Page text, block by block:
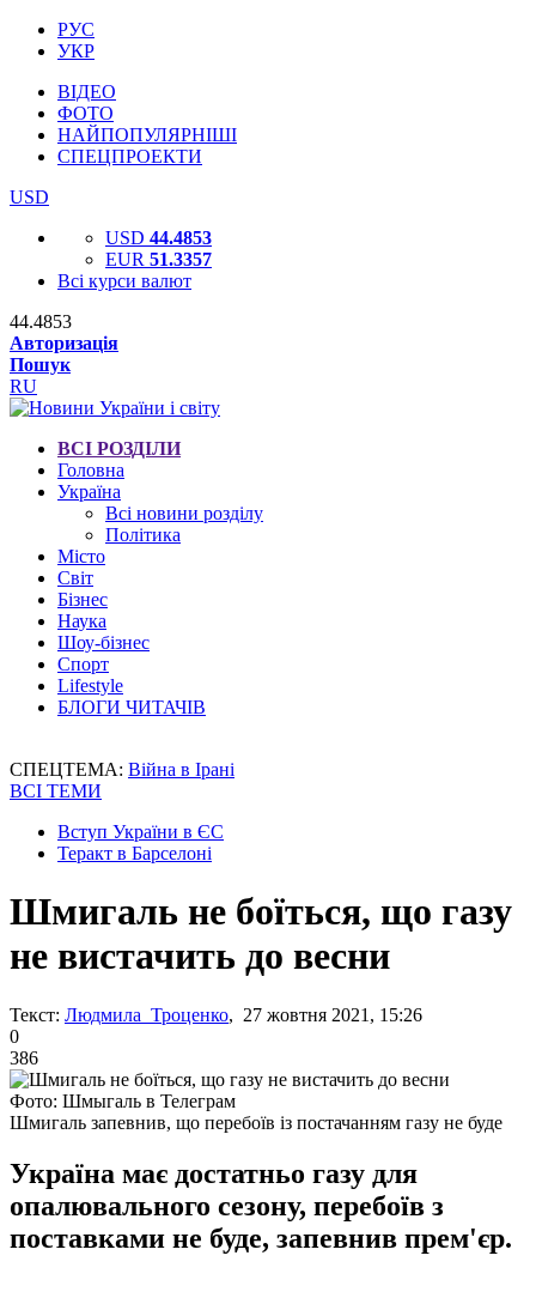
РУС
УКР
ВІДЕО
ФОТО
НАЙПОПУЛЯРНІШІ
СПЕЦПРОЕКТИ
USD
USD 44.4853
EUR 51.3357
Всі курси валют
44.4853
Авторизація
Пошук
RU
ВСІ РОЗДІЛИ
Головна
Україна
Всі новини розділу
Політика
Місто
Світ
Бізнес
Наука
Шоу-бізнес
Спорт
Lifestyle
БЛОГИ ЧИТАЧІВ
СПЕЦТЕМА: Війна в Ірані
ВСІ ТЕМИ
Вступ України в ЄС
Теракт в Барселоні
Шмигаль не боїться, що газу
не вистачить до весни
Текст: Людмила Троценко, 27 жовтня 2021, 15:26
0
386
Фото: Шмыгаль в Телеграм
Шмигаль запевнив, що перебоїв із постачанням газу не буде
Україна має достатньо газу для
опалювального сезону, перебоїв з
поставками не буде, запевнив прем'єр.